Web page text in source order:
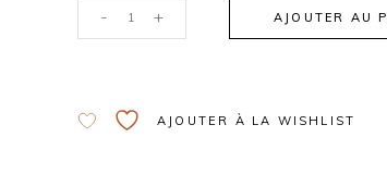
- + AJOUTER AU
AJOUTER À LA WISHLIST